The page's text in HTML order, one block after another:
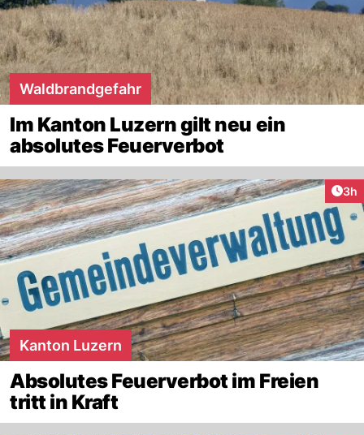
Waldbrandgefahr
Im Kanton Luzern gilt neu ein
absolutes Feuerverbot
3h
Kanton Luzern
Absolutes Feuerverbot im Freien
tritt in Kraft